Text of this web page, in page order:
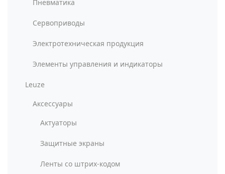
Пневматика
Сервоприводы
Электротехническая продукция
Элементы управления и индикаторы
Leuze
Аксессуары
Актуаторы
Защитные экраны
Ленты со штрих-кодом